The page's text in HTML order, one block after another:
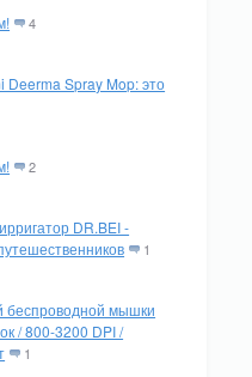
4
Spray Mop: это
2
DR.BEI -
1
беспроводной мышки
/ 800-3200 DPI /
1